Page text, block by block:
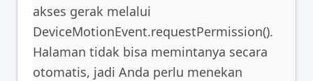
akses gerak melalui
DeviceMotionEvent.requestPermission().
Halaman tidak bisa memintanya secara
otomatis, jadi Anda perlu menekan